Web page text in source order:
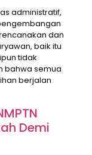
administratif,
dan
baik itu
tidak
bahwa semua
berjalan
Demi